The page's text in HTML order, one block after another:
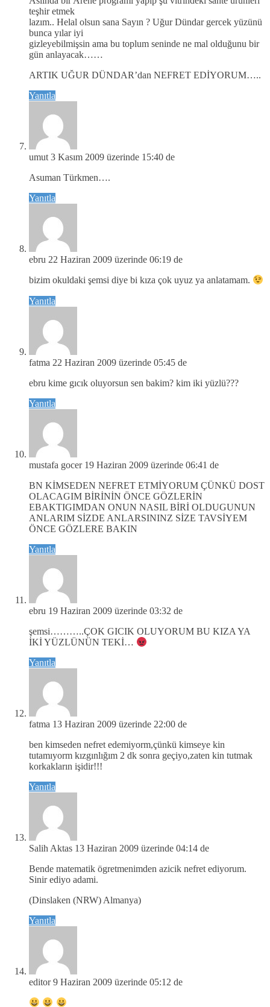
teşhir etmek
lazım.. Helal olsun sana Sayın ? Uğur Dündar gercek yüzünü
bunca yılar iyi
gizleyebilmişsin ama bu toplum seninde ne mal olduğunu bir
gün anlayacak……
ARTIK UĞUR DÜNDAR’dan NEFRET EDİYORUM…..
Yanıtla
umut 3 Kasım 2009 üzerinde 15:40 de
Asuman Türkmen….
Yanıtla
ebru 22 Haziran 2009 üzerinde 06:19 de
bizim okuldaki şemsi diye bi kıza çok uyuz ya anlatamam.
Yanıtla
fatma 22 Haziran 2009 üzerinde 05:45 de
ebru kime gıcık oluyorsun sen bakim? kim iki yüzlü???
Yanıtla
mustafa gocer 19 Haziran 2009 üzerinde 06:41 de
BN KİMSEDEN NEFRET ETMİYORUM ÇÜNKÜ DOST
OLACAGIM BİRİNİN ÖNCE GÖZLERİN
EBAKTIGIMDAN ONUN NASIL BİRİ OLDUGUNUN
ANLARIM SİZDE ANLARSININZ SİZE TAVSİYEM
ÖNCE GÖZLERE BAKIN
Yanıtla
ebru 19 Haziran 2009 üzerinde 03:32 de
şemsi………..ÇOK GICIK OLUYORUM BU KIZA YA
İKİ YÜZLÜNÜN TEKİ…
Yanıtla
fatma 13 Haziran 2009 üzerinde 22:00 de
ben kimseden nefret edemiyorm,çünkü kimseye kin
tutamıyorm kızgınlığım 2 dk sonra geçiyo,zaten kin tutmak
korkakların işidir!!!
Yanıtla
Salih Aktas 13 Haziran 2009 üzerinde 04:14 de
Bende matematik ögretmenimden azicik nefret ediyorum.
Sinir ediyo adami.
(Dinslaken (NRW) Almanya)
Yanıtla
editor 9 Haziran 2009 üzerinde 05:12 de